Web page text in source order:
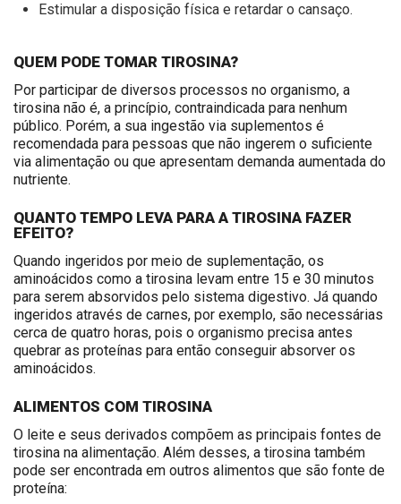
Estimular a disposição física e retardar o cansaço.
QUEM PODE TOMAR TIROSINA?
Por participar de diversos processos no organismo, a
tirosina não é, a princípio, contraindicada para nenhum
público. Porém, a sua ingestão via suplementos é
recomendada para pessoas que não ingerem o suficiente
via alimentação ou que apresentam demanda aumentada do
nutriente.
QUANTO TEMPO LEVA PARA A TIROSINA FAZER
EFEITO?
Quando ingeridos por meio de suplementação, os
aminoácidos como a tirosina levam entre 15 e 30 minutos
para serem absorvidos pelo sistema digestivo. Já quando
ingeridos através de carnes, por exemplo, são necessárias
cerca de quatro horas, pois o organismo precisa antes
quebrar as proteínas para então conseguir absorver os
aminoácidos.
ALIMENTOS COM TIROSINA
O leite e seus derivados compõem as principais fontes de
tirosina na alimentação. Além desses, a tirosina também
pode ser encontrada em outros alimentos que são fonte de
proteína: